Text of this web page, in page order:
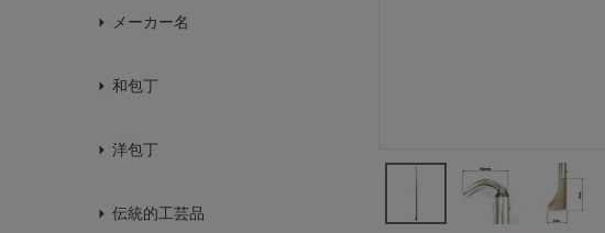
メーカー名
和包丁
洋包丁
伝統的工芸品